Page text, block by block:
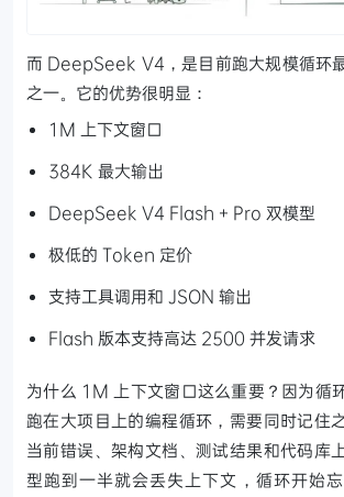
而 DeepSeek V4，是目前跑大规模循环
之一。它的优势很明显：
1M 上下文窗口
384K 最大输出
DeepSeek V4 Flash + Pro 双模型
极低的 Token 定价
支持工具调用和 JSON 输出
Flash 版本支持高达 2500 并发请求
为什么 1M 上下文窗口这么重要？因为循
跑在大项目上的编程循环，需要同时记住
当前错误、架构文档、测试结果和代码库
型跑到一半就会丢失上下文，循环开始